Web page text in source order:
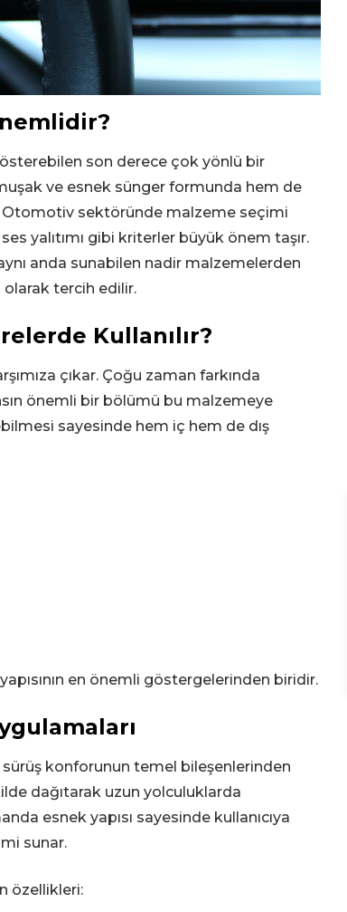
son derece çok yönlü bir
ve esnek sünger formunda hem de
Otomotiv sektöründe malzeme seçimi
ses yalıtımı gibi kriterler büyük önem taşır.
anda sunabilen nadir malzemelerden
tercih edilir.
Kullanılır?
çıkar. Çoğu zaman farkında
önemli bir bölümü bu malzemeye
sayesinde hem iç hem de dış
en önemli göstergelerinden biridir.
konforunun temel bileşenlerinden
dağıtarak uzun yolculuklarda
esnek yapısı sayesinde kullanıcıya
sunar.
özellikleri: